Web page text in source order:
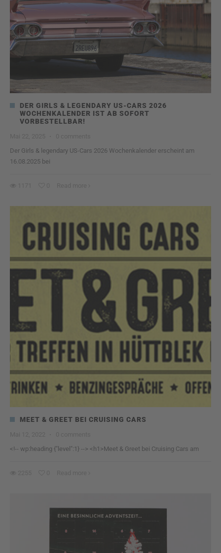
DER GIRLS & LEGENDARY US-CARS 2026
WOCHENKALENDER IST AB SOFORT
VORBESTELLBAR!
Der Girls & legendary US-Cars 2026 Wochenkalender erscheint am
16.08.2025 bei
MEET & GREET BEI CRUISING CARS
<!-- wp:heading {"level":1} --> <h1>Meet & Greet bei Cruising Cars am